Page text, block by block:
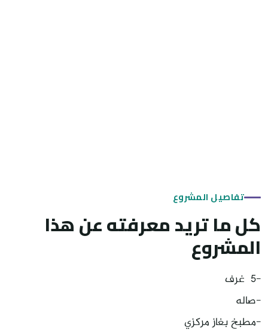
تفاصيل المشروع
كل ما تريد معرفته عن هذا
المشروع
-5 غرف
-صاله
-مطبخ بغاز مركزي